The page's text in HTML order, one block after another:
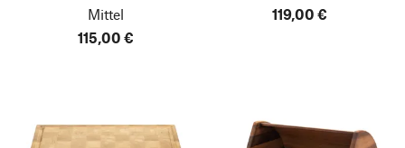
Mittel
115,00 €
119,00 €